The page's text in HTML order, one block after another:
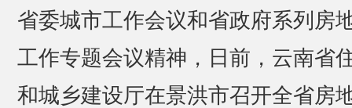
省委城市工作会议和省政府系列房
工作专题会议精神，日前，云南省
和城乡建设厅在景洪市召开全省房